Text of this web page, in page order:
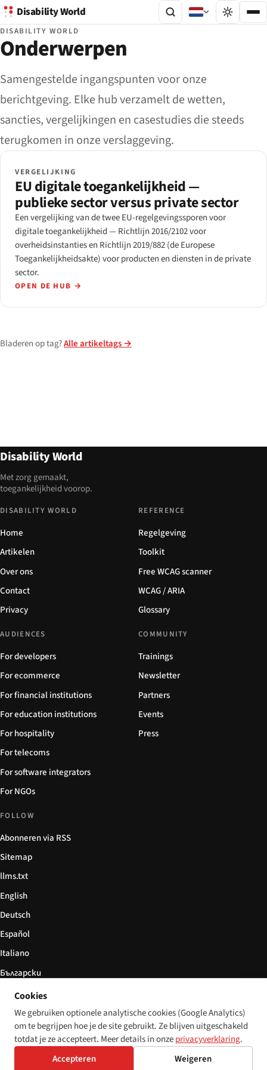
Disability World
DISABILITY WORLD
Onderwerpen
Samengestelde ingangspunten voor onze
berichtgeving. Elke hub verzamelt de wetten,
sancties, vergelijkingen en casestudies die steeds
terugkomen in onze verslaggeving.
VERGELIJKING
EU digitale toegankelijkheid —
publieke sector versus private sector
Een vergelijking van de twee EU-regelgevingssporen voor
digitale toegankelijkheid — Richtlijn 2016/2102 voor
overheidsinstanties en Richtlijn 2019/882 (de Europese
Toegankelijkheidsakte) voor producten en diensten in de private
sector.
OPEN DE HUB →
Bladeren op tag?Alle artikeltags →
Disability World
Met zorg gemaakt,
toegankelijkheid voorop.
DISABILITY WORLD
Home
Artikelen
Over ons
Contact
Privacy
REFERENCE
Regelgeving
Toolkit
Free WCAG scanner
WCAG / ARIA
Glossary
AUDIENCES
For developers
For ecommerce
For financial institutions
For education institutions
For hospitality
For telecoms
For software integrators
For NGOs
COMMUNITY
Trainings
Newsletter
Partners
Events
Press
FOLLOW
Abonneren via RSS
Sitemap
llms.txt
English
Deutsch
Español
Italiano
Български
简体中文
© 2026 Disability World. Alle rechten voorbehouden. Cookie settings
DeutschEspañolItaliano 简体中文PolskiFrançais
Cookies
We gebruiken optionele analytische cookies (Google Analytics)
om te begrijpen hoe je de site gebruikt. Ze blijven uitgeschakeld
totdat je ze accepteert. Meer details in onzeprivacyverklaring.
Accepteren
Weigeren